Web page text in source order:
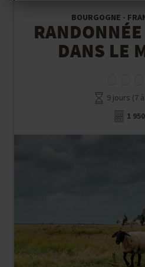
BOURGOGNE -
DANS LE
9 jours (7
1